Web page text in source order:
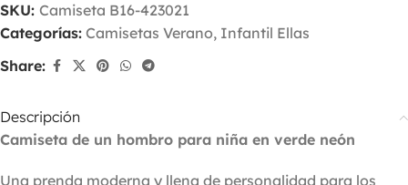
SKU: Camiseta B16-423021
Categorías: Camisetas Verano, Infantil Ellas
Share:
Descripción
Camiseta de un hombro para niña en verde neón
Una prenda moderna y llena de personalidad para los